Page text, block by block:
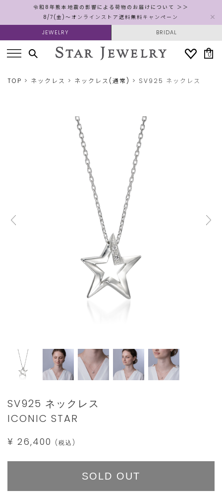
令和8年熊本地震の影響による荷物のお届けについて ＞＞
8/7(金)～オンラインストア送料無料キャンペーン
JEWELRY BRIDAL
0
TOP ネックレス ネックレス(通常) SV925 ネックレス
Details
https://www.star-
jewelry.com/2SN1642.html
SV925 ネックレス
ICONIC STAR
¥ 26,400
(税込)
Product
SOLD OUT